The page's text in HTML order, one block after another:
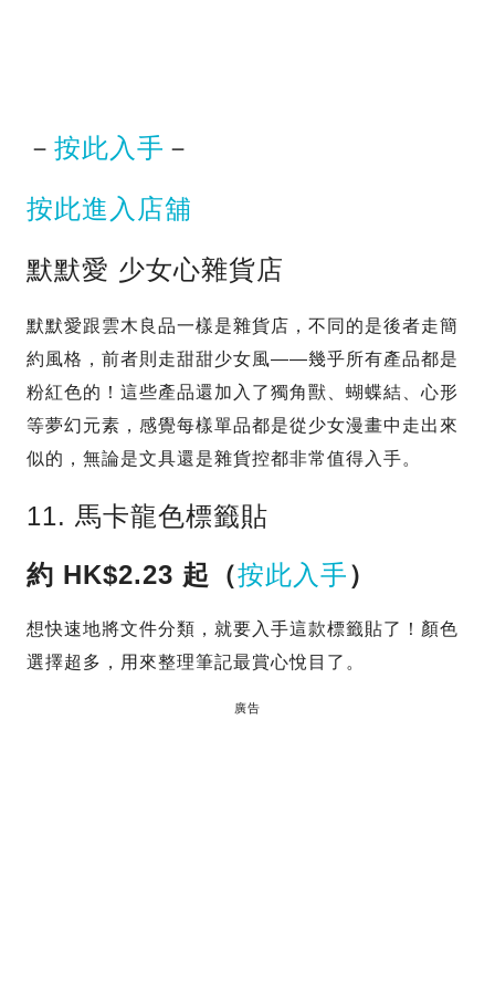
－ 按此入手 －
按此進入店舖
默默愛 少女心雜貨店
默默愛跟雲木良品一樣是雜貨店，不同的是後者走簡
約風格，前者則走甜甜少女風——幾乎所有產品都是
粉紅色的！這些產品還加入了獨角獸、蝴蝶結、心形
等夢幻元素，感覺每樣單品都是從少女漫畫中走出來
似的，無論是文具還是雜貨控都非常值得入手。
11. 馬卡龍色標籤貼
約 HK$2.23 起（按此入手）
想快速地將文件分類，就要入手這款標籤貼了！顏色
選擇超多，用來整理筆記最賞心悅目了。
廣告